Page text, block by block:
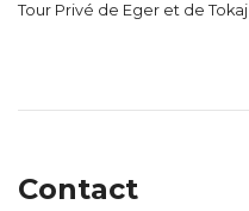
Tour Privé de Eger et de Tokaj
Contact